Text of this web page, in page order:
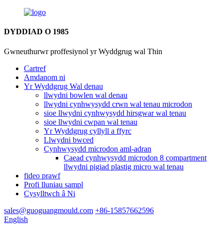
DYDDIAD O 1985
Gwneuthurwr proffesiynol yr Wyddgrug wal Thin
Cartref
Amdanom ni
Yr Wyddgrug Wal denau
llwydni bowlen wal denau
llwydni cynhwysydd crwn wal tenau microdon
sioe llwydni cynhwysydd hirsgwar wal tenau
sioe llwydni cwpan wal tenau
Yr Wyddgrug cyllyll a ffyrc
Llwydni bwced
Cynhwysydd microdon aml-adran
Caead cynhwysydd microdon 8 compartment
llwydni pigiad plastig micro wal tenau
fideo prawf
Profi lluniau sampl
Cysylltwch â Ni
sales@guoguangmould.com +86-15857662596
English